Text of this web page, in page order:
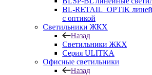
BL-RETAIL_OPTIK
с оптикой
Светильники ЖКХ
Назад
Светильники ЖКХ
Серия ULITKA
Офисные светильники
Назад